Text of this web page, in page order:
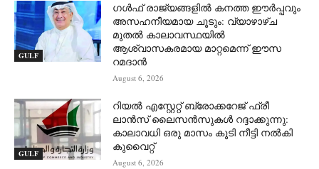
GULF
ഗൾഫ് രാജ്യങ്ങളിൽ കനത്ത ഈർപ്പവും
അസഹനീയമായ ചൂടും: വ്യാഴാഴ്ച
മുതൽ കാലാവസ്ഥയിൽ
ആശ്വാസകരമായ മാറ്റമെന്ന് ഈസ
റമദാൻ
August 6, 2026
GULF
റിയൽ എസ്റ്റേറ്റ് ബ്രോക്കറേജ് ഫ്രീ
ലാൻസ് ലൈസൻസുകൾ റദ്ദാക്കുന്നു:
കാലാവധി ഒരു മാസം കൂടി നീട്ടി നൽകി
കുവൈറ്റ്
August 6, 2026